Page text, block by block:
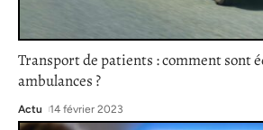
Transport de patients : comment sont
ambulances ?
Actu 14 février 2023